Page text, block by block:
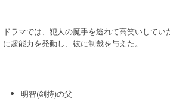
ドラマでは、犯人の魔手を逃れて高笑いして
に超能力を発動し、彼に制裁を与えた。
明智(剣持)の父